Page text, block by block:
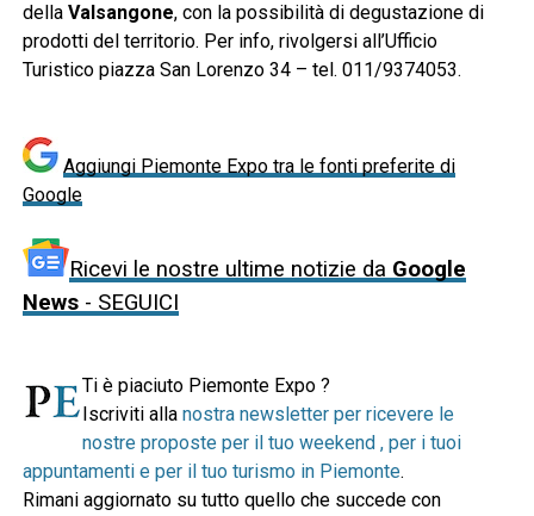
della Valsangone, con la possibilità di degustazione di
prodotti del territorio. Per info, rivolgersi all’Ufficio
Turistico piazza San Lorenzo 34 – tel. 011/9374053.
Aggiungi Piemonte Expo tra le fonti preferite di
Google
Ricevi le nostre ultime notizie da Google
News- SEGUICI
Ti è piaciuto Piemonte Expo ?
Iscriviti alla nostra newsletter per ricevere le
nostre proposte per il tuo weekend , per i tuoi
appuntamenti e per il tuo turismo in Piemonte.
Rimani aggiornato su tutto quello che succede con